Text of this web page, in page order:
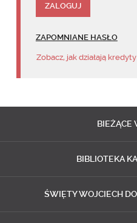
ZAPOMNIANE HASŁO
Zobacz, jak działają kredyty
BIEŻĄCE
BIBLIOTEKA
ŚWIĘTY WOJCIECH